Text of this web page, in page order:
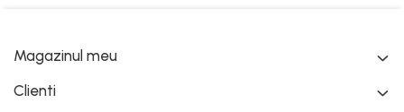
Magazinul meu
Clienti